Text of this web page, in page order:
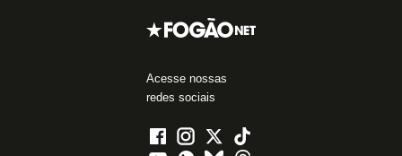
Acesse nossas
redes sociais